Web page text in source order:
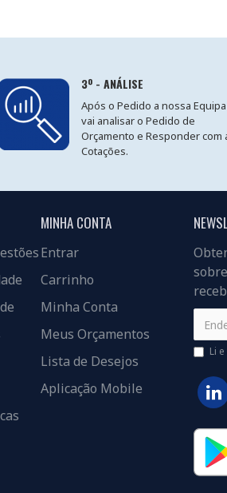
3º - ANÁLISE
Após o Pedido a nossa Equipa
vai analisar o Pedido de
Orçamento e Responder com
Cotações.
MINHA CONTA
Entrar
Carrinho
Minha Conta
Meus Orçamentos
Lista de Desejos
Aplicação Mobile
Li